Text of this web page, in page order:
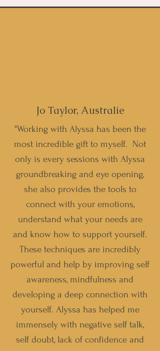
Jo Taylor, Australie
"Working with Alyssa has been the
most incredible gift to myself. Not
only is every sessions with Alyssa
groundbreaking and eye opening,
she also provides the tools to
connect with your emotions,
understand what your needs are
and know how to support yourself.
These techniques are incredibly
powerful and help by improving self
awareness, mindfulness and
developing a deep connection with
yourself. Alyssa has helped me
immensely with negative self talk,
self doubt, lack of confidence and